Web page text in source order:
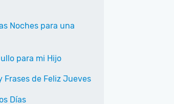
Noches para una
para mi Hijo
Frases de Feliz Jueves
Días